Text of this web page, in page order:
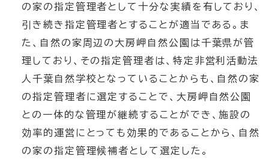
の家の指定管理者として十分な実績を有しており、
引き続き指定管理者とすることが適当である。ま
た、自然の家周辺の大房岬自然公園は千葉県が管
理しており、その指定管理者は、特定非営利活動法
人千葉自然学校となっていることからも、自然の家
の指定管理者に選定することで、大房岬自然公園
との一体的な管理が継続することができ、施設の
効率的運営にとっても効果的であることから、自然
の家の指定管理候補者として選定した。